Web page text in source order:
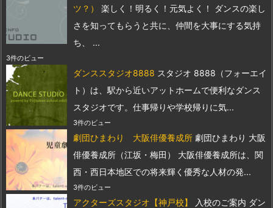
ツ？）
楽しく！明るく！元気よく！ ダンスの楽し
さを知ってもらうと共に、仲間を大事にする気持
ち、 ...
3件のビュー
ダンススタジオ8888 スタジオ 8888（フォーエイ
ト）は、駅から近いアットホームで便利なダンス
スタジオです。仕事帰りや学校帰りに気...
3件のビュー
劇団ひまわり 大阪俳優養成所 劇団ひまわり 大阪
俳優養成所（江坂・梅田） 大阪俳優養成所は、関
西・西日本地区での将来輝く優秀な人材の発...
3件のビュー
アクターズスタジオ【神戸校】
入校のご案内 ダン